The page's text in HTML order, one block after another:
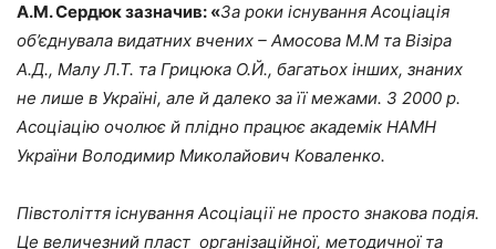
А.М. Сердюкзазначив: «За роки існування Асоціація
об’єднувала видатних вчених – Амосова М.М та Візіра
А.Д., Малу Л.Т. та Грицюка О.Й., багатьох інших, знаних
не лише в Україні, але й далеко за її межами. З 2000 р.
Асоціацію очолює й плідно працює академік НАМН
України Володимир Миколайович Коваленко.
Півстоліття існування Асоціації не просто знакова подія.
Це величезний пласт організаційної, методичної та